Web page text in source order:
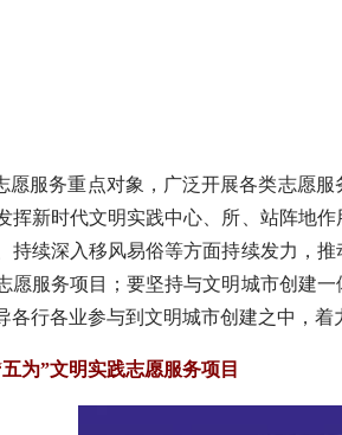
服务重点对象，广泛开展各类志愿服
挥新时代文明实践中心、所、站阵地
持续深入移风易俗等方面持续发力，
愿服务项目；要坚持与文明城市创建
各行各业参与到文明城市创建之中，
为”文明实践志愿服务项目